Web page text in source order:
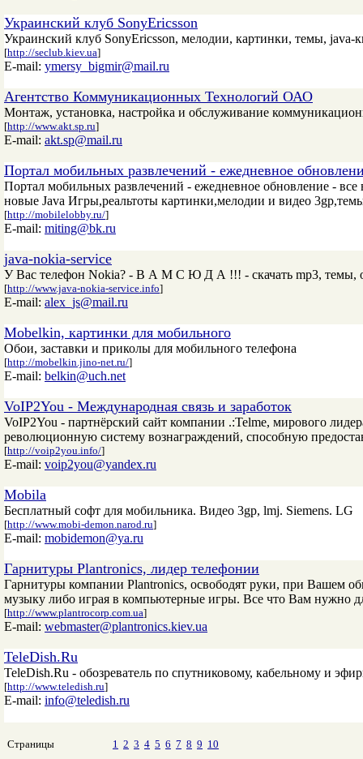
Украинский клуб SonyEricsson
Украинский клуб SonyEricsson, мелодии, картинки, темы,
[http://seclub.kiev.ua]
E-mail: ymersy_bigmir@mail.ru
Агентство Коммуникационных Технологий ОАО
Монтаж, установка, настройка и обслуживание
[http://www.akt.sp.ru]
E-mail: akt.sp@mail.ru
Портал мобильных развлечений - ежедневное
Портал мобильных развлечений - ежедневное обновление -
новые Java Игры,реальтоты картинки,мелодии и видео
[http://mobilelobby.ru/]
E-mail: miting@bk.ru
java-nokia-service
У Вас телефон Nokia? - В А М С Ю Д А !!! - скачать mp3, темы,
[http://www.java-nokia-service.info]
E-mail: alex_js@mail.ru
Mobelkin, картинки для мобильного
Обои, заставки и приколы для мобильного телефона
[http://mobelkin.jino-net.ru/]
E-mail: belkin@uch.net
VoIP2You - Международная связь и заработок
VoIP2You - партнёрский сайт компании .:Telme, мирового
революционную систему вознаграждений, способную
[http://voip2you.info/]
E-mail: voip2you@yandex.ru
Mobila
Бесплатный софт для мобильника. Видео 3gp, lmj. Siemens. LG
[http://www.mobi-demon.narod.ru]
E-mail: mobidemon@ya.ru
Гарнитуры Plantronics, лидер телефонии
Гарнитуры компании Plantronics, освободят руки, при Вашем
музыку либо играя в компьютерные игры. Все что Вам нужно
[http://www.plantrocorp.com.ua]
E-mail: webmaster@plantronics.kiev.ua
TeleDish.Ru
TeleDish.Ru - обозреватель по спутниковому, кабельному и
[http://www.teledish.ru]
E-mail: info@teledish.ru
Страницы 1 2 3 4 5 6 7 8 9 10